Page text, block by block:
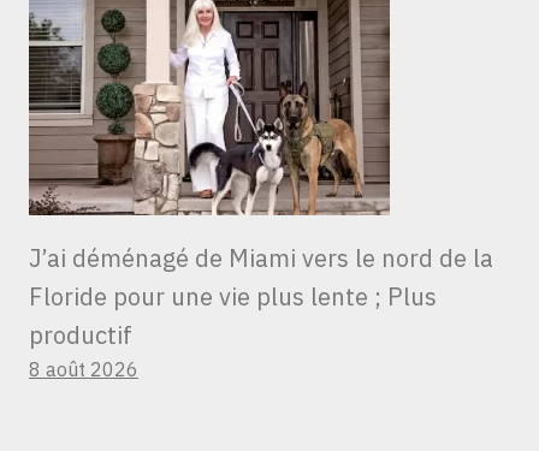
J’ai déménagé de Miami vers le nord de la
Floride pour une vie plus lente ; Plus
productif
8 août 2026